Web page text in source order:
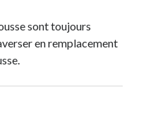
sont toujours
en remplacement